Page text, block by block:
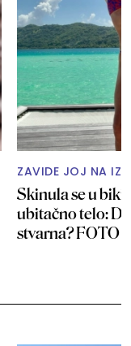
ZAVIDE JOJ NA
Skinula se u
ubitačno telo:
stvarna? FOTO